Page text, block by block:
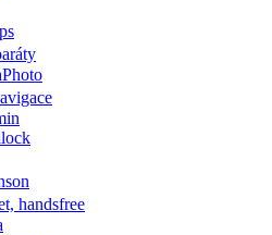
handsfree